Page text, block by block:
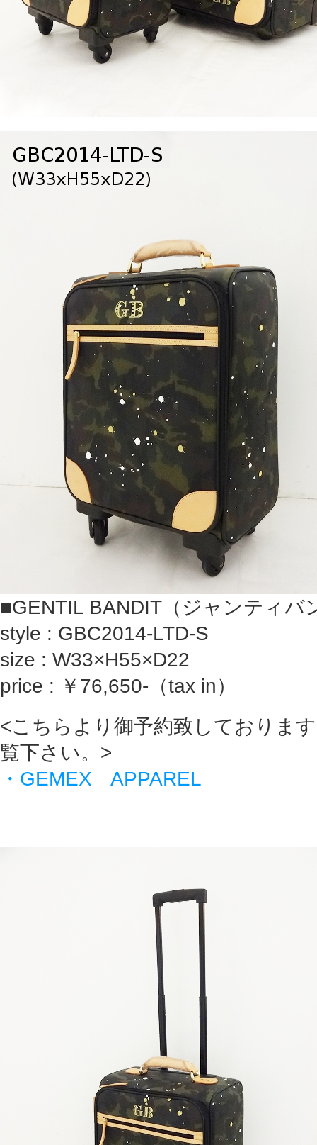
■GENTIL BANDIT（ジャンティバ
style : GBC2014-LTD-S
size : W33×H55×D22
price : ￥76,650-（tax in）
<こちらより御予約致しておりま
覧下さい。>
・GEMEX APPAREL